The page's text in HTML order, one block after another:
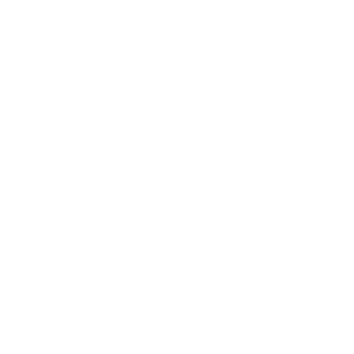
du 12 Janvier. Port-au-Prince n’a pas été reconstruit. Il en